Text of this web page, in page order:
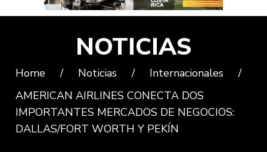
NOTICIAS
Home / Noticias / Internacionales
/
AMERICAN AIRLINES CONECTA DOS
IMPORTANTES MERCADOS DE NEGOCIOS:
DALLAS/FORT WORTH Y PEKÍN